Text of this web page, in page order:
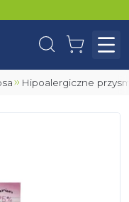
WyszukajKoszyk
Hipoalergiczne